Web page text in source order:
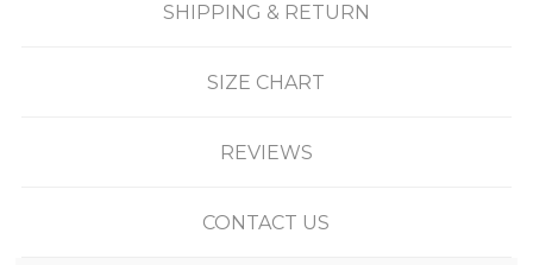
SHIPPING & RETURN
SIZE CHART
REVIEWS
CONTACT US